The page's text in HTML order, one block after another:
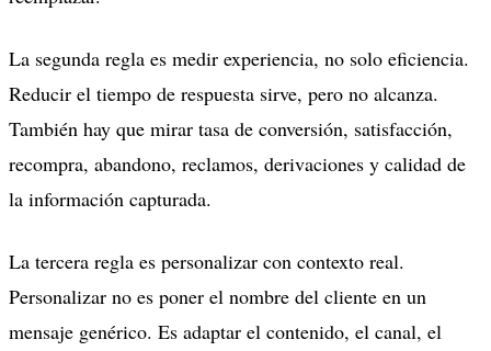
La segunda regla es medir experiencia, no solo eficiencia.
Reducir el tiempo de respuesta sirve, pero no alcanza.
También hay que mirar tasa de conversión, satisfacción,
recompra, abandono, reclamos, derivaciones y calidad de
la información capturada.
La tercera regla es personalizar con contexto real.
Personalizar no es poner el nombre del cliente en un
mensaje genérico. Es adaptar el contenido, el canal, el